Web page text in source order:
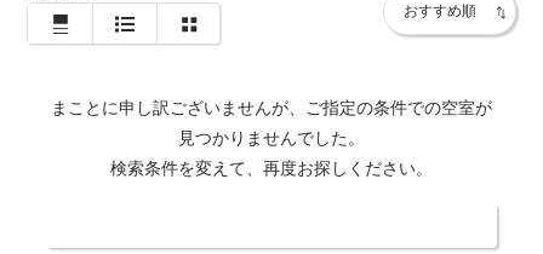
まことに申し訳ございませんが、ご指定の条件での空室が
見つかりませんでした。
検索条件を変えて、再度お探しください。